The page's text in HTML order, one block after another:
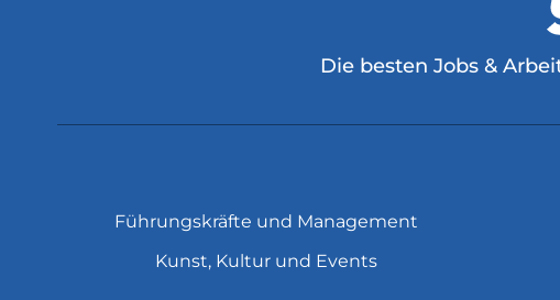
Die besten Jobs &
Führungskräfte und Management
Kunst, Kultur und Events